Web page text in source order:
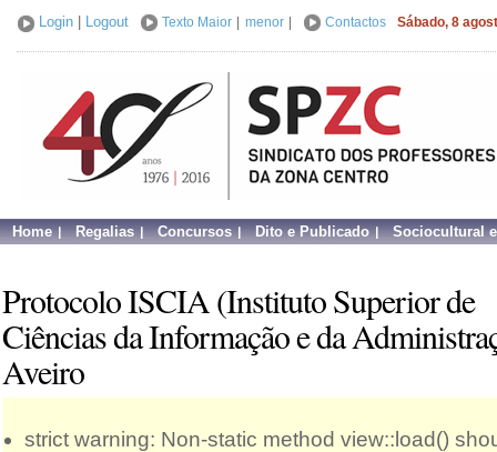
Login Logout Texto Maior menor Contactos Sábado, 8
Home Regalias Concursos Dito e Publicado Sociocultural
Protocolo ISCIA (Instituto Superior de
Ciências da Informação e da
Aveiro
strict warning: Non-static method view::load()